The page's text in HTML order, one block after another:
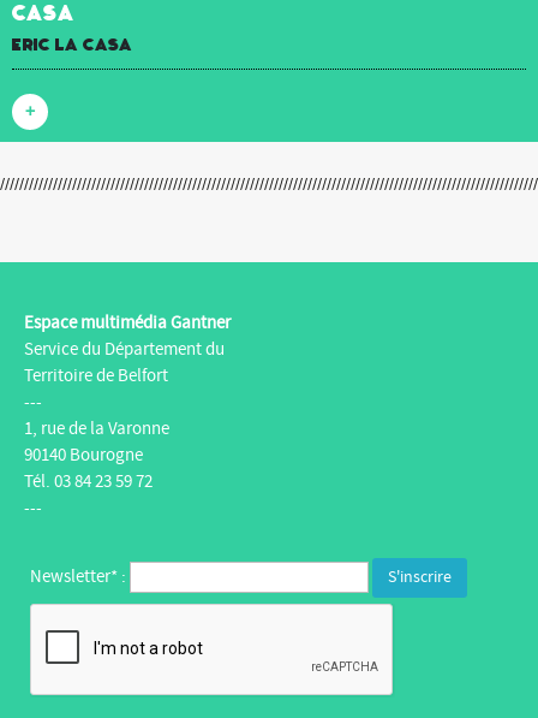
Casa
Eric La Casa
+
Espace multimédia Gantner
Service du Département du
Territoire de Belfort
---
1, rue de la Varonne
90140 Bourogne
Tél. 03 84 23 59 72
---
Newsletter* :